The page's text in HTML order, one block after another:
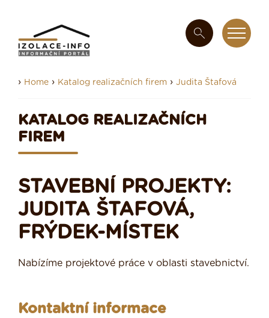
› Home › Katalog realizačních firem › Judita Štafová
KATALOG REALIZAČNÍCH
FIREM
STAVEBNÍ PROJEKTY:
JUDITA ŠTAFOVÁ,
FRÝDEK-MÍSTEK
Nabízíme projektové práce v oblasti stavebnictví.
Kontaktní informace